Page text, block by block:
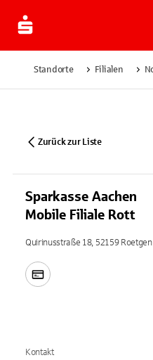
Standorte Filialen
Zurück zur Liste
Sparkasse Aachen
Mobile Filiale Rott
Quirinusstraße 18, 52159 Roetgen
Kontakt